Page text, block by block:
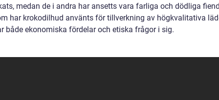
medan de i andra har ansetts vara farliga och dödliga
har krokodilhud använts för tillverkning av högkvalitativa
både ekonomiska fördelar och etiska frågor i sig.